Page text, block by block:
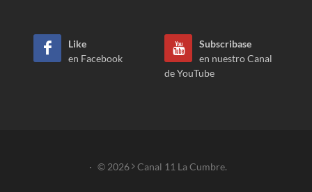
Like
en Facebook
Subscribase
en nuestro Canal
de YouTube
· © 2026 Canal 11 La Cumbre.